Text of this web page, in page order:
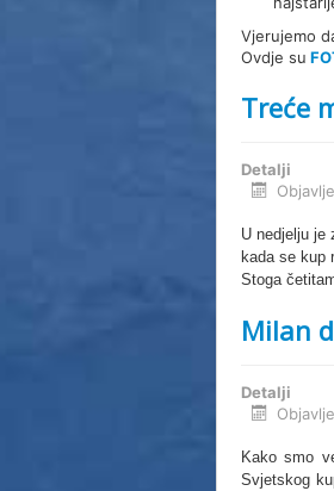
Vjerujemo
Ovdje su
Treće
Detalji
U nedjelju je
kada se kup
Stoga
Milan
Detalji
Kako smo
Svjetskog